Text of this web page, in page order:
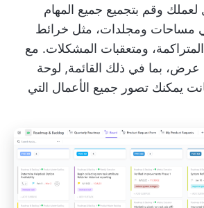
وقم بتجميع جميع المهام
مساحات ومجلدات، مثل خرائط
ومتعقبات المشكلات. مع
لوحة
يمكنك تصور جميع الأعمال التي